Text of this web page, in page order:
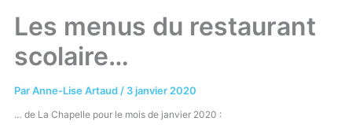
Les menus du restaurant
scolaire…
ParAnne-Lise Artaud / 3 janvier 2020
… de La Chapelle pour le mois de janvier 2020 :